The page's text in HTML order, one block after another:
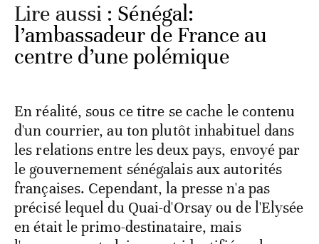
Lire aussi : Sénégal:
l’ambassadeur de France au
centre d’une polémique
En réalité, sous ce titre se cache le contenu
d'un courrier, au ton plutôt inhabituel dans
les relations entre les deux pays, envoyé par
le gouvernement sénégalais aux autorités
françaises. Cependant, la presse n'a pas
précisé lequel du Quai-d'Orsay ou de l'Elysée
en était le primo-destinataire, mais